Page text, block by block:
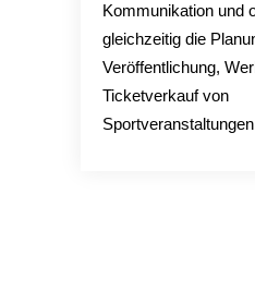
Kommunikation und
gleichzeitig die
Veröffentlichung,
Ticketverkauf von